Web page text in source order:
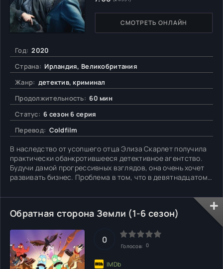
Год: 2020
Страна: Ирландия, Великобритания
Жанр: детектив, криминал
Продолжительность: 60 мин
Статус: 6 сезон 6 серия
Перевод: Coldfilm
В наследство от усопшего отца Элиза Скарлет получила
практически обанкротившееся детективное агентство.
Будучи дамой прогрессивных взглядов, она очень хочет
развивать бизнес. Проблема в том, что в девятнадцатом
Британской Империи относились мягко говоря
пренебрежительно. Потому не остается иного выхода,
кроме как нанять
СМОТРЕТЬ ОНЛАЙН
Обратная сторона Земли (1-6 сезон)
0
Голосов: 0